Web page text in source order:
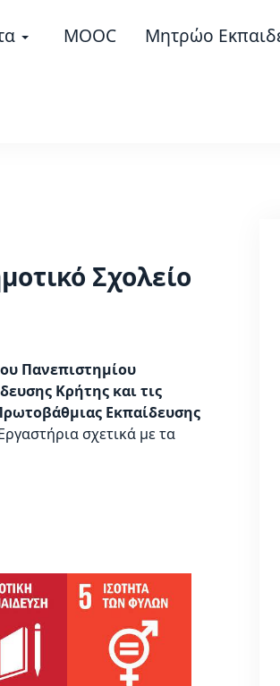
MOOC Μητρώο
Σχολείο
Πανεπιστημίου
Κρήτης και τις
Εκπαίδευσης
σχετικά με τα